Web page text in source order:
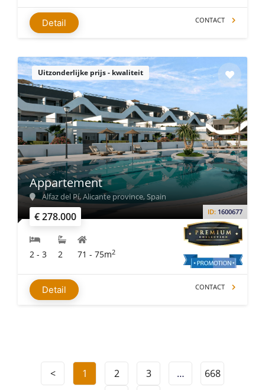
Detail CONTACT
Uitzonderlijke prijs - kwaliteit
€ 278.000 ID: 1600677
Appartement
Alfaz del Pí, Alicante province, Spain
2 - 3 2 71 - 75m2
Detail CONTACT
< 1 2 3 …
668